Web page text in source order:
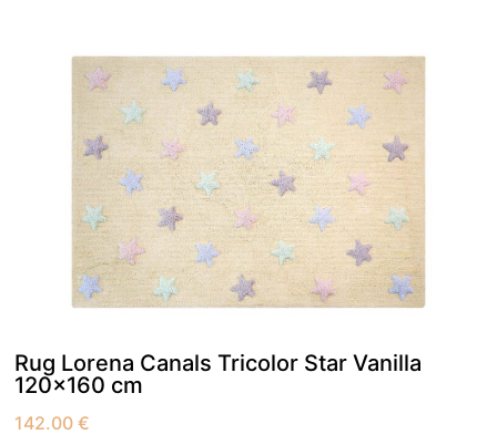
Rug Lorena Canals Tricolor Star Vanilla
120×160 cm
142.00€